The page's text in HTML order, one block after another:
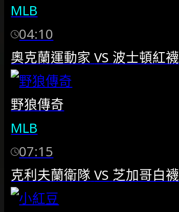
MLB
04:10
奧克蘭運動家 VS 波士頓紅襪
野狼傳奇
MLB
07:15
克利夫蘭衛隊 VS 芝加哥白襪